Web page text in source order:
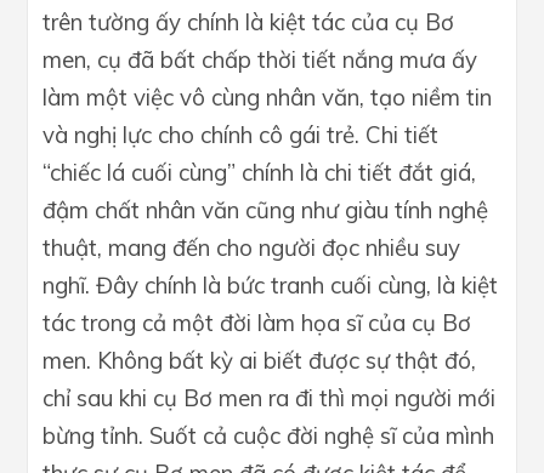
trên tường ấy chính là kiệt tác của cụ Bơ
men, cụ đã bất chấp thời tiết nắng mưa ấy
làm một việc vô cùng nhân văn, tạo niềm tin
và nghị lực cho chính cô gái trẻ. Chi tiết
“chiếc lá cuối cùng” chính là chi tiết đắt giá,
đậm chất nhân văn cũng như giàu tính nghệ
thuật, mang đến cho người đọc nhiều suy
nghĩ. Đây chính là bức tranh cuối cùng, là kiệt
tác trong cả một đời làm họa sĩ của cụ Bơ
men. Không bất kỳ ai biết được sự thật đó,
chỉ sau khi cụ Bơ men ra đi thì mọi người mới
bừng tỉnh. Suốt cả cuộc đời nghệ sĩ của mình